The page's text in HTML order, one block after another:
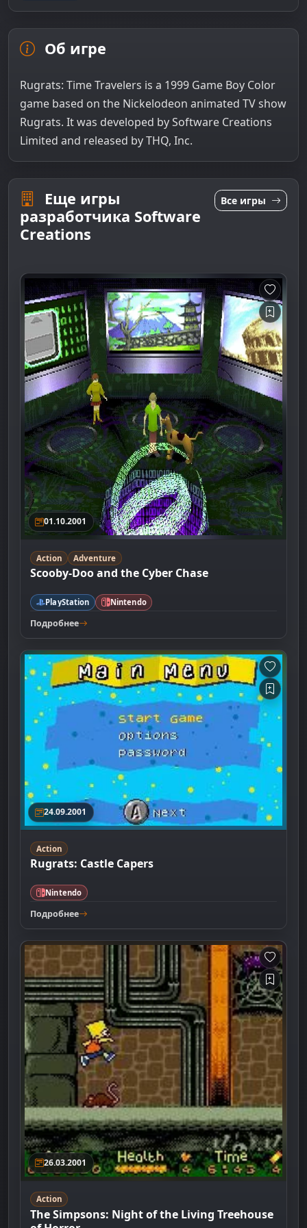
Об игре
Rugrats: Time Travelers is a 1999 Game Boy Color
game based on the Nickelodeon animated TV show
Rugrats. It was developed by Software Creations
Limited and released by THQ, Inc.
Еще игры
разработчика Software
Creations
Все игры
01.10.2001
Action Adventure
Scooby-Doo and the Cyber Chase
PlayStation Nintendo
Подробнее
24.09.2001
Action
Rugrats: Castle Capers
Nintendo
Подробнее
26.03.2001
Action
The Simpsons: Night of the Living Treehouse